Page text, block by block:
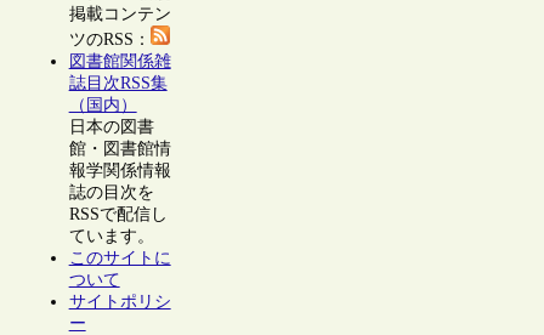
掲載コンテン
ツのRSS：
図書館関係雑
誌目次RSS集
（国内）
日本の図書
館・図書館情
報学関係情報
誌の目次を
RSSで配信し
ています。
このサイトに
ついて
サイトポリシ
ー